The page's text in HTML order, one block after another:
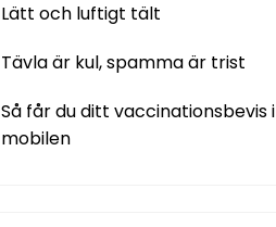
Lätt och luftigt tält
Tävla är kul, spamma är trist
Så får du ditt vaccinationsbevis i
mobilen